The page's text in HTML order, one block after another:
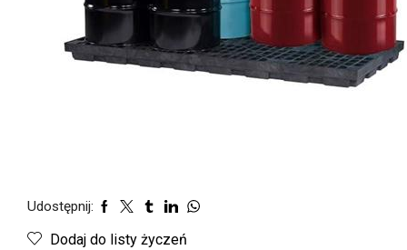
Udostępnij:
Dodaj do listy życzeń